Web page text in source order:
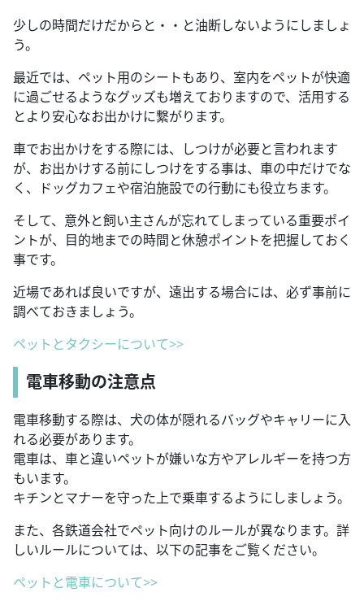
少しの時間だけだからと・・と油断しないようにしましょ
う。
最近では、ペット用のシートもあり、室内をペットが快適
に過ごせるようなグッズも増えておりますので、活用する
とより安心なお出かけに繋がります。
車でお出かけをする際には、しつけが必要と言われます
が、お出かけする前にしつけをする事は、車の中だけでな
く、ドッグカフェや宿泊施設での行動にも役立ちます。
そして、意外と飼い主さんが忘れてしまっている重要ポイ
ントが、目的地までの時間と休憩ポイントを把握しておく
事です。
近場であれば良いですが、遠出する場合には、必ず事前に
調べておきましょう。
ペットとタクシーについて>>
電車移動の注意点
電車移動する際は、犬の体が隠れるバッグやキャリーに入
れる必要があります。
電車は、車と違いペットが嫌いな方やアレルギーを持つ方
もいます。
キチンとマナーを守った上で乗車するようにしましょう。
また、各鉄道会社でペット向けのルールが異なります。詳
しいルールについては、以下の記事をご覧ください。
ペットと電車について>>